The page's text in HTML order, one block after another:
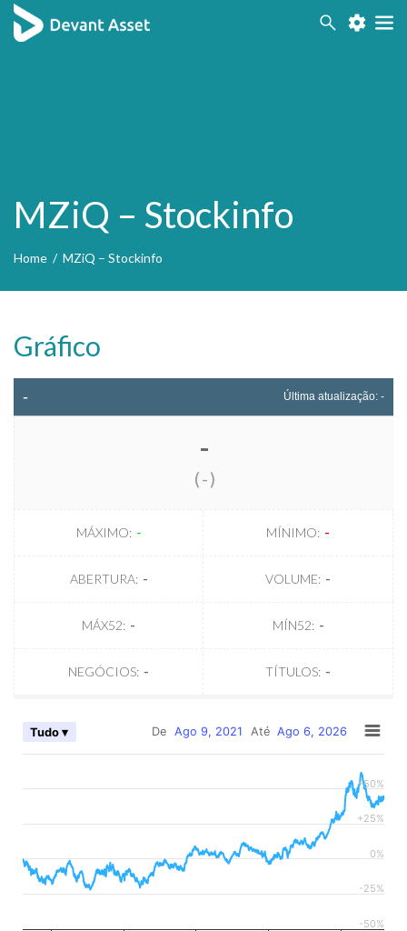
MZiQ – Stockinfo
Home / MZiQ – Stockinfo
Gráfico
- Última atualização: -
-
(-)
MÁXIMO: - MÍNIMO: -
ABERTURA: - VOLUME: -
MÁX52: - MÍN52: -
NEGÓCIOS: - TÍTULOS: -
De Ago 9, 2021 Até Ago 6, 2026
Tudo ▾
-50%
-25%
0%
+25%
+50%